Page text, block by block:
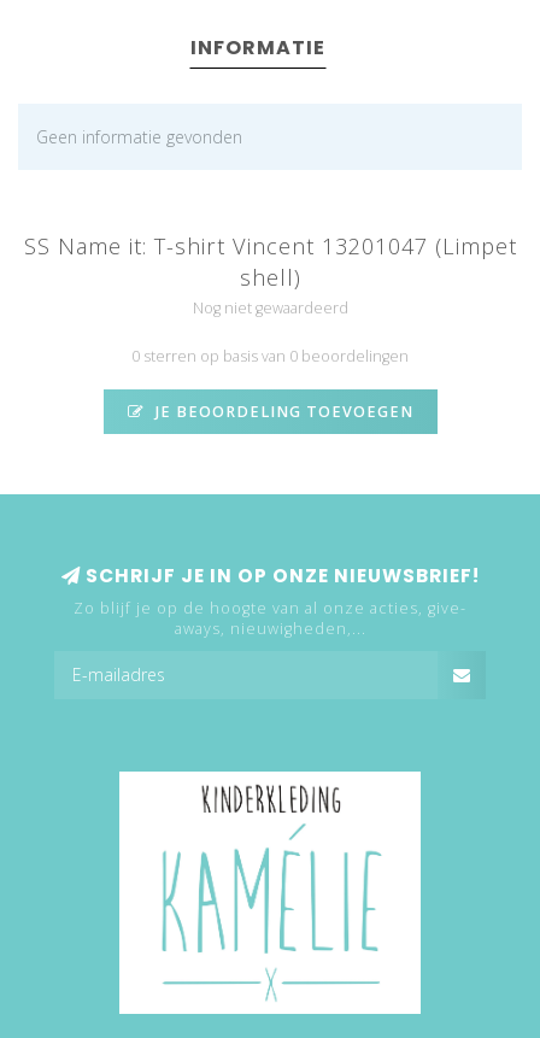
INFORMATIE
Geen informatie gevonden
SS Name it: T-shirt Vincent 13201047 (Limpet
shell)
Nog niet gewaardeerd
0 sterren op basis van 0 beoordelingen
JE BEOORDELING TOEVOEGEN
SCHRIJF JE IN OP ONZE NIEUWSBRIEF!
Zo blijf je op de hoogte van al onze acties, give-
aways, nieuwigheden,...